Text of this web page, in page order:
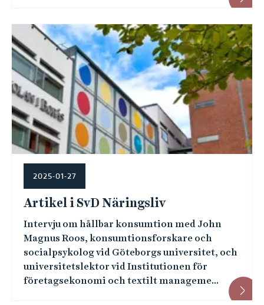
2025-01-27
Artikel i SvD Näringsliv
Intervju om hållbar konsumtion med John
Magnus Roos, konsumtionsforskare och
socialpsykolog vid Göteborgs universitet, och
universitetslektor vid Institutionen för
företagsekonomi och textilt manageme...